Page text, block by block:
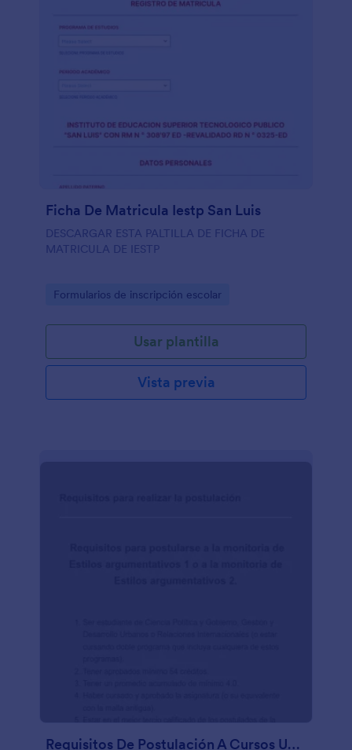
Ficha De Matricula Iestp San Luis
DESCARGAR ESTA PALTILLA DE FICHA DE
MATRICULA DE IESTP
Go to Category:
Formularios de inscripción escolar
Usar plantilla
Vista previa
Requisitos De Postulación A Cursos Universitarios